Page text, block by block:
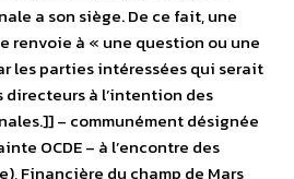
a son siège. De ce fait, une
renvoie à « une question ou une
les parties intéressées qui serait
à l’intention des
– communément désignée
OCDE – à l’encontre des
Financière du champ de Mars